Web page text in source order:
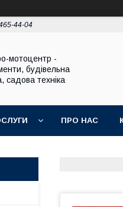
44-04
мотоцентр -
будівельна
садова техніка
ПРО НАС